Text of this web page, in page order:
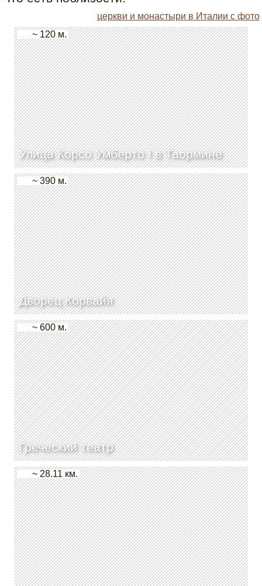
церкви и монастыри в Италии с фото
Улица Корсо Умберто I в Таормине
~ 120 м.
Дворец Корвайя
~ 390 м.
Греческий театр
~ 600 м.
~ 28.11 км.